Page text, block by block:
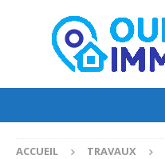
ACCUEIL TRAVAUX